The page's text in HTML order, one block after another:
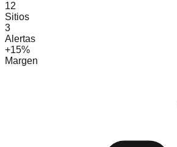
12
Sitios
3
Alertas
+15%
Margen